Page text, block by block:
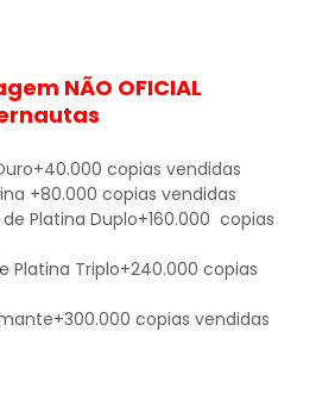
NÃO OFICIAL
copias vendidas
+80.000 copias vendidas
Platina Duplo+160.000 copias
Platina Triplo+240.000 copias
copias vendidas